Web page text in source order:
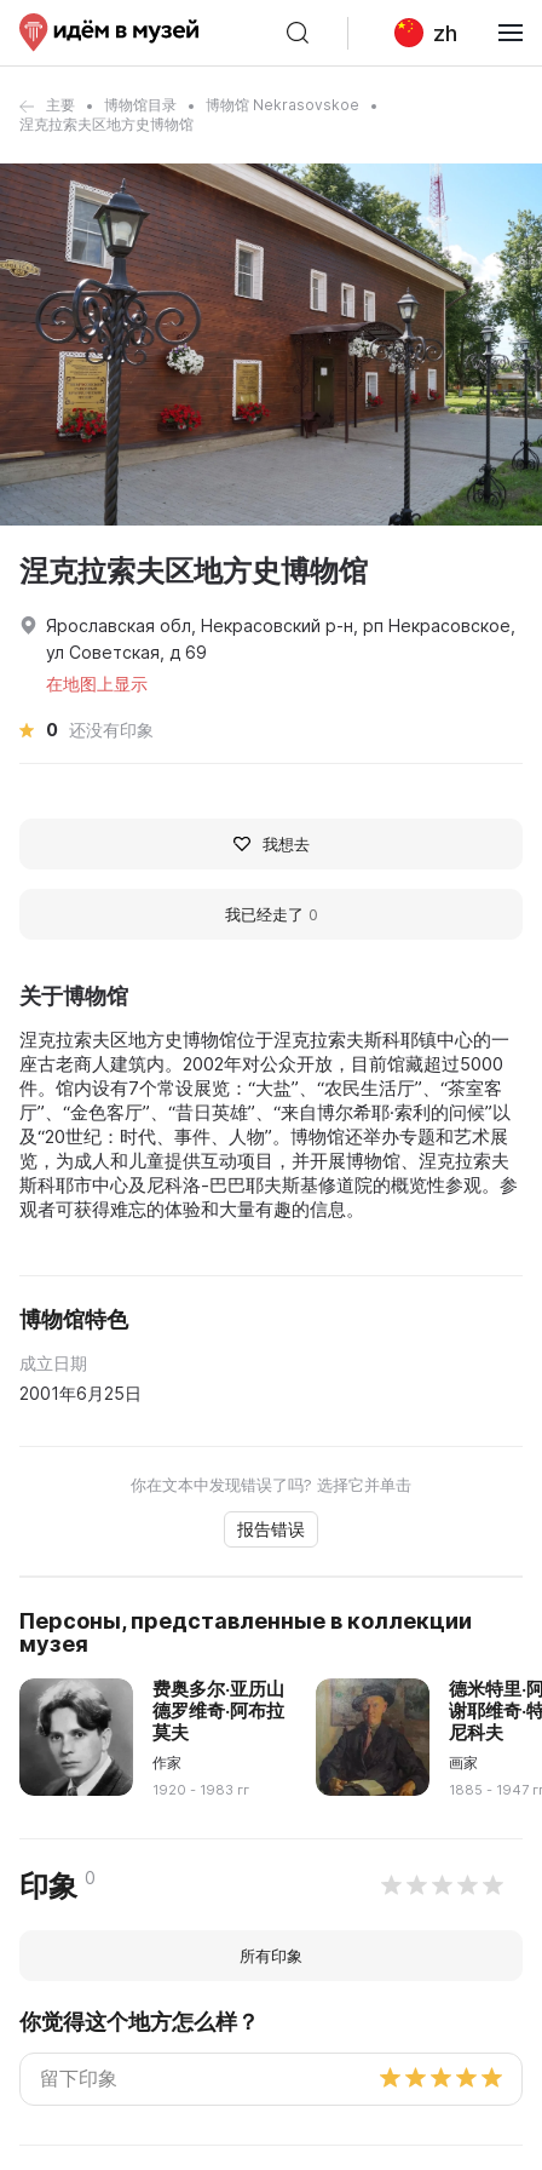
zh
主要 博物馆目录
博物馆 Nekrasovskoe
涅克拉索夫区地方史博物馆
关于博物馆
涅克拉索夫区地方史博物馆位于涅克拉索夫斯科耶镇中心的一
座古老商人建筑内。2002年对公众开放，目前馆藏超过5000
件。馆内设有7个常设展览：“大盐”、“农民生活厅”、“茶室客
厅”、“金色客厅”、“昔日英雄”、“来自博尔希耶·索利的问候”以
及“20世纪：时代、事件、人物”。博物馆还举办专题和艺术展
览，为成人和儿童提供互动项目，并开展博物馆、涅克拉索夫
斯科耶市中心及尼科洛-巴巴耶夫斯基修道院的概览性参观。参
观者可获得难忘的体验和大量有趣的信息。
博物馆特色
成立日期
2001年6月25日
你在文本中发现错误了吗? 选择它并单击
报告错误
Персоны, представленные в коллекции
музея
费奥多尔·亚历山
德罗维奇·阿布拉
莫夫
作家
1920 - 1983 гг
德米特里·
谢耶维奇·
尼科夫
画家
1885 - 1947
印象 0
所有印象
你觉得这个地方怎么样？
涅克拉索夫区地方史博物馆
Ярославская обл, Некрасовский р-н, рп Некрасовское,
ул Советская, д 69
在地图上显示
0 还没有印象
我想去
我已经走了 0